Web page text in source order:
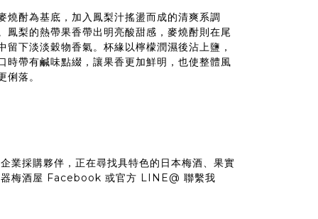
燒酎為基底，加入鳳梨汁搖盪而成的清爽系調
鳳梨的熱帶果香帶出明亮酸甜感，麥燒酎則在尾
留下淡淡穀物香氣。杯緣以檸檬潤濕後沾上鹽，
時帶有鹹味點綴，讓果香更加鮮明，也使整體風
俐落。
業採購夥伴，正在尋找具特色的日本梅酒、果實
器梅酒屋 Facebook 或官方 LINE@ 聯繫我